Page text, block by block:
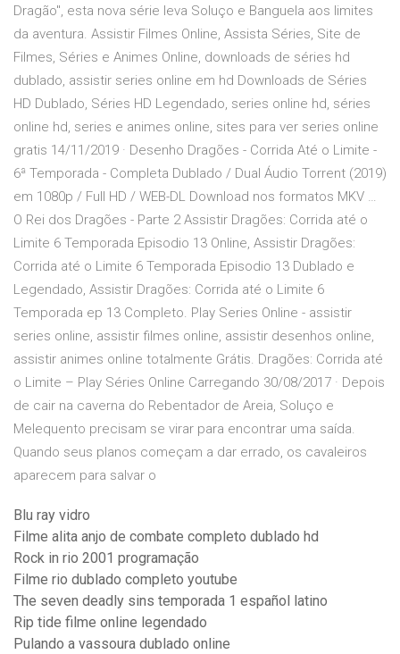
Dragão", esta nova série leva Soluço e Banguela aos limites
da aventura. Assistir Filmes Online, Assista Séries, Site de
Filmes, Séries e Animes Online, downloads de séries hd
dublado, assistir series online em hd Downloads de Séries
HD Dublado, Séries HD Legendado, series online hd, séries
online hd, series e animes online, sites para ver series online
gratis 14/11/2019 · Desenho Dragões - Corrida Até o Limite -
6ª Temporada - Completa Dublado / Dual Áudio Torrent (2019)
em 1080p / Full HD / WEB-DL Download nos formatos MKV …
O Rei dos Dragões - Parte 2 Assistir Dragões: Corrida até o
Limite 6 Temporada Episodio 13 Online, Assistir Dragões:
Corrida até o Limite 6 Temporada Episodio 13 Dublado e
Legendado, Assistir Dragões: Corrida até o Limite 6
Temporada ep 13 Completo. Play Series Online - assistir
series online, assistir filmes online, assistir desenhos online,
assistir animes online totalmente Grátis. Dragões: Corrida até
o Limite – Play Séries Online Carregando 30/08/2017 · Depois
de cair na caverna do Rebentador de Areia, Soluço e
Melequento precisam se virar para encontrar uma saída.
Quando seus planos começam a dar errado, os cavaleiros
aparecem para salvar o
Blu ray vidro
Filme alita anjo de combate completo dublado hd
Rock in rio 2001 programação
Filme rio dublado completo youtube
The seven deadly sins temporada 1 español latino
Rip tide filme online legendado
Pulando a vassoura dublado online